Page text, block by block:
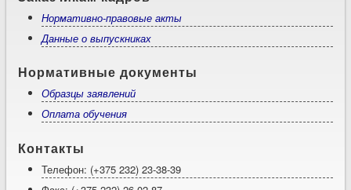
Нормативно-правовые акты
Данные о выпускниках
Нормативные документы
Образцы заявлений
Оплата обучения
Контакты
Телефон: (+375 232) 23-38-39